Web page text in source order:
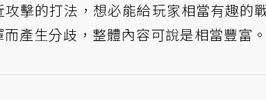
擊的打法，想必能給玩家相當有趣的
產生分歧，整體內容可說是相當豐富。